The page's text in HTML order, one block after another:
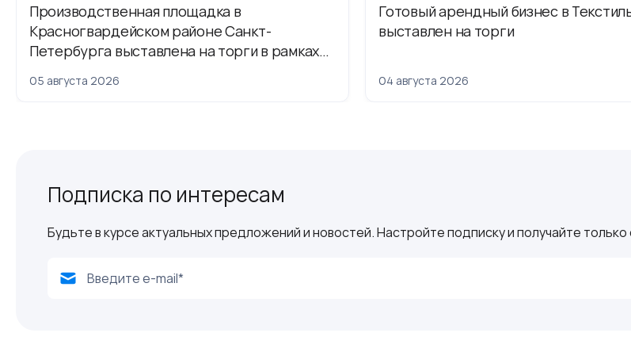
Производственная площадка в
Красногвардейском районе Санкт-
Петербурга выставлена на торги в рамках
05 августа 2026
Готовый арендный бизнес в
выставлен на торги
04 августа 2026
Подписка по интересам
Будьте в курсе актуальных предложений и новостей. Настройте подписку и получайте